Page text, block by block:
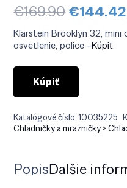
€169.90Pôvodná
cena
bola:
€169.90.
€144.42
Klarstein Brooklyn 32, mini
osvetlenie, police –Kúpiť
Kúpiť
Katalógové číslo:10035225
Chladničky a mrazničky >
PopisĎalšie